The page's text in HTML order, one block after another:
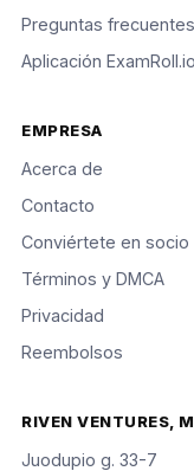
Preguntas frecuentes
Aplicación ExamRoll.io
EMPRESA
Acerca de
Contacto
Conviértete en socio
Términos y DMCA
Privacidad
Reembolsos
RIVEN VENTURES,
Juodupio g. 33-7